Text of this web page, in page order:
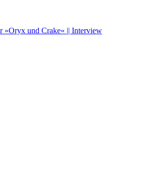
»Oryx und Crake« || Interview